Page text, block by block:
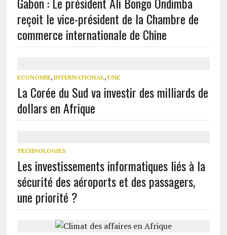
reçoit le vice-président de la Chambre de
commerce internationale de Chine
ECONOMIE, INTERNATIONAL, UNE
La Corée du Sud va investir des milliards de
dollars en Afrique
TECHNOLOGIES
Les investissements informatiques liés à la
sécurité des aéroports et des passagers,
une priorité ?